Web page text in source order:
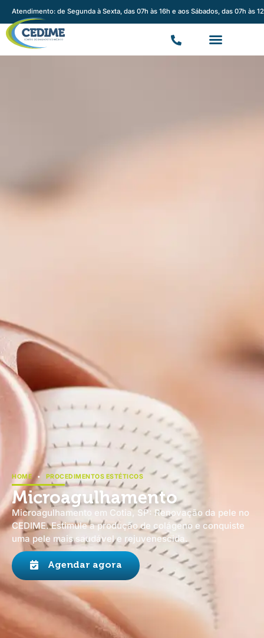
Atendimento: de Segunda à Sexta, das 07h às 16h e aos Sábados, das 07h
HOME • PROCEDIMENTOS ESTÉTICOS
Microagulhamento
Microagulhamento em Cotia, SP: Renovação da pele no
CEDIME. Estimule a produção de colágeno e conquiste
uma pele mais saudável e rejuvenescida.
Agendar agora